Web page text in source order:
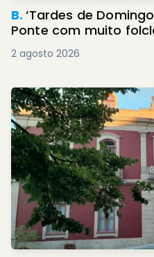
B.‘Tardes de
Ponte com muito
2 agosto 2026